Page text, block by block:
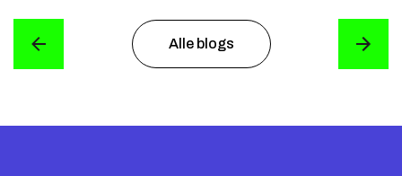
Alle blogs